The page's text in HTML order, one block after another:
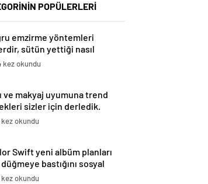
POPÜLERLERİ
emzirme yöntemleri
sütün yettiği nasıl
kez okundu
ve makyaj uyumuna trend
sizler için derledik.
kez okundu
Swift yeni albüm planları
bastığını sosyal
duyurdu!
kez okundu